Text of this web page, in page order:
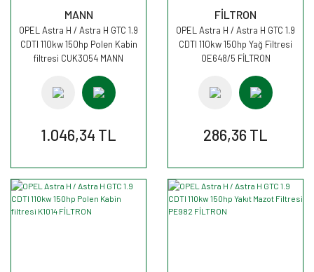
MANN
OPEL Astra H / Astra H GTC 1.9
CDTI 110kw 150hp Polen Kabin
filtresi CUK3054 MANN
1.046,34 TL
FİLTRON
OPEL Astra H / Astra H GTC 1.9
CDTI 110kw 150hp Yağ Filtresi
OE648/5 FİLTRON
286,36 TL